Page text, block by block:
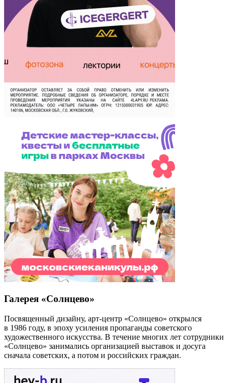
Галерея «Солнцево»
Посвященный дизайну, арт-центр «Солнцево» открылся
в 1986 году, в эпоху усиления пропаганды советского
художественного искусства. В течение многих лет сотрудники
«Солнцево» занимались организацией выставок и досуга
сначала советских, а потом и российских граждан.